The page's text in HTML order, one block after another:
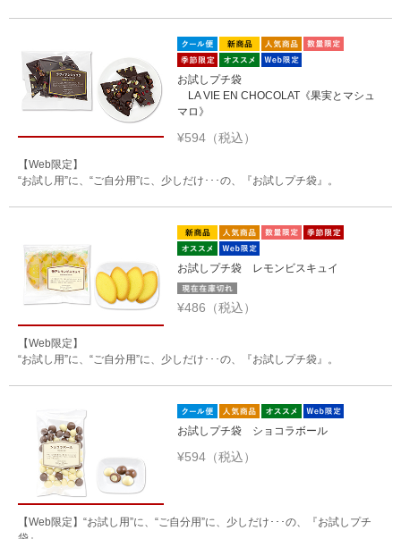
お試しプチ袋
LA VIE EN CHOCOLAT《果実とマシュ
マロ》
¥594（税込）
【Web限定】
“お試し用”に、“ご自分用”に、少しだけ･･･の、『お試しプチ袋』。
お試しプチ袋 レモンビスキュイ
¥486（税込）
【Web限定】
“お試し用”に、“ご自分用”に、少しだけ･･･の、『お試しプチ袋』。
お試しプチ袋 ショコラボール
¥594（税込）
【Web限定】“お試し用”に、“ご自分用”に、少しだけ･･･の、『お試しプチ